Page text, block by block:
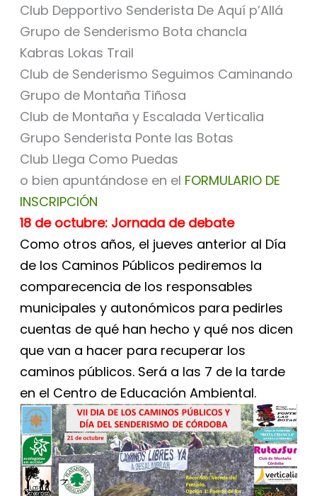
Club Depportivo Senderista De Aquí p’Allá
Grupo de Senderismo Bota chancla
Kabras Lokas Trail
Club de Senderismo Seguimos Caminando
Grupo de Montaña Tiñosa
Club de Montaña y Escalada Verticalia
Grupo Senderista Ponte las Botas
Club Llega Como Puedas
o bien apuntándose en el FORMULARIO DE
INSCRIPCIÓN
18 de octubre: Jornada de debate
Como otros años, el jueves anterior al Día
de los Caminos Públicos pediremos la
comparecencia de los responsables
municipales y autonómicos para pedirles
cuentas de qué han hecho y qué nos dicen
que van a hacer para recuperar los
caminos públicos. Será a las 7 de la tarde
en el Centro de Educación Ambiental.